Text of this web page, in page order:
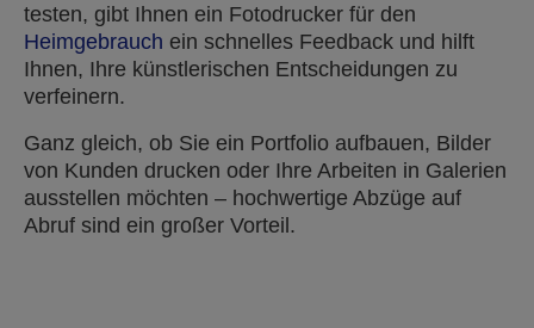
testen, gibt Ihnen ein Fotodrucker für den
Heimgebrauch ein schnelles Feedback und hilft
Ihnen, Ihre künstlerischen Entscheidungen zu
verfeinern.
Ganz gleich, ob Sie ein Portfolio aufbauen, Bilder
von Kunden drucken oder Ihre Arbeiten in Galerien
ausstellen möchten – hochwertige Abzüge auf
Abruf sind ein großer Vorteil.